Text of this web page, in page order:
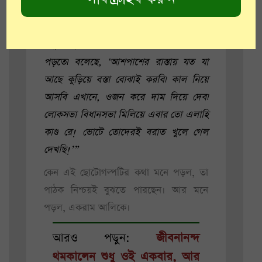
তখনই সুযোগ৷ বিষ্টুদা বলেছে আগে থেকেই
পড়তে৷ বলেছে, ‘আশপাশের রাস্তায় যত যা
আছে কুড়িয়ে বস্তা বোঝাই করবি৷ কাল নিয়ে
আসবি এখানে, ওজন করে দাম দিয়ে দেব৷
লোকসভা বিধানসভা মিলিয়ে এবার তো এলাহি
কাণ্ড রে! ভোটে তোদেরই বরাত খুলে গেল
দেখছি!’”
কেন এই ছোটোগল্পটির কথা মনে পড়ল, তা
পাঠক নিশ্চয়ই বুঝতে পারছেন। আর মনে
পড়ল, একরাম আলিকে।
আরও পড়ুন:জীবনানন্দ
থমকালেন শুধু ওই একবার, আর